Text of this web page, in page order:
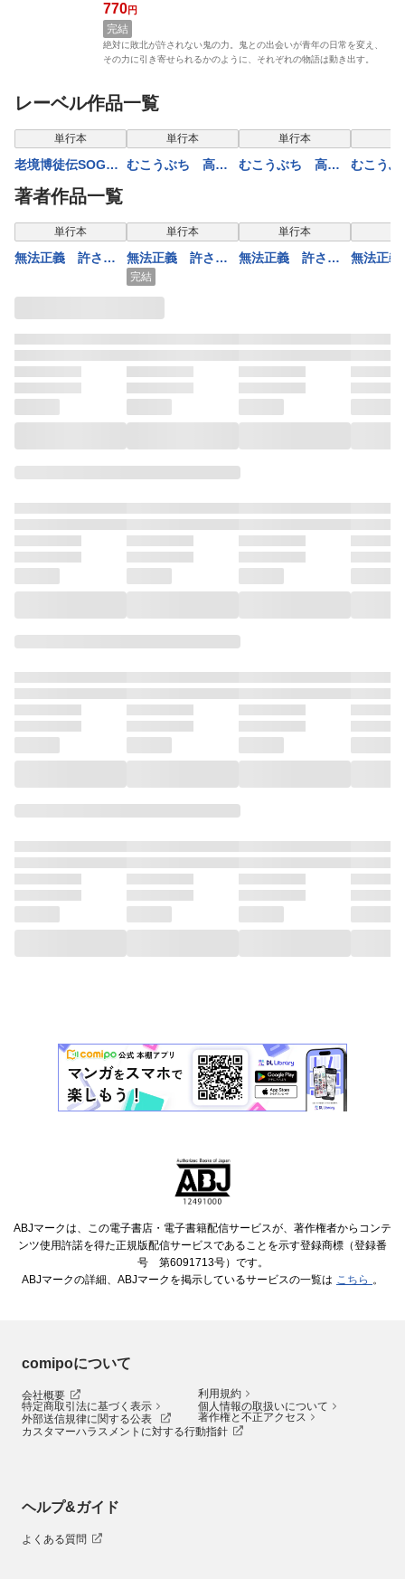
770円
完結
絶対に敗北が許されない鬼の力。鬼との出会いが青年の日常を変え、
その力に引き寄せられるかのように、それぞれの物語は動き出す。
レーベル作品一覧
単行本
老境博徒伝SOGA
(4)
単行本
むこうぶち 高レ
単行本
むこうぶち 高レ
むこう
著者作品一覧
表示制限中
単行本
無法正義 許され
表示制限中
単行本
無法正義 許され
ざる警察 （9）
完結
表示制限中
単行本
無法正義 許され
表示
無法正
ABJマークは、この電子書店・電子書籍配信サービスが、著作権者からコンテ
ンツ使用許諾を得た正規版配信サービスであることを示す登録商標（登録番
号 第6091713号）です。
ABJマークの詳細、ABJマークを掲示しているサービスの一覧は こちら 。
comipoについて
会社概要
利用規約
特定商取引法に基づく表示
個人情報の取扱いについて
外部送信規律に関する公表
著作権と不正アクセス
カスタマーハラスメントに対する行動指針
ヘルプ&ガイド
よくある質問